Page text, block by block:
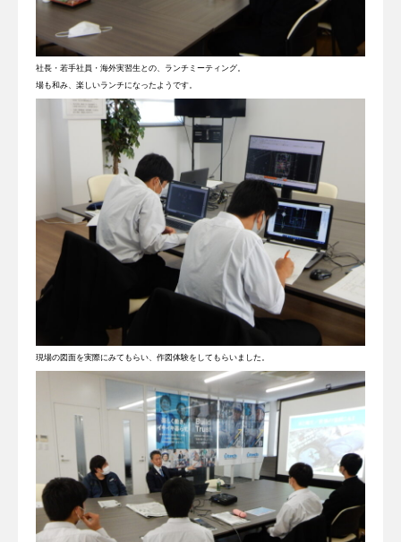
社長・若手社員・海外実習生との、ランチミーティング。
場も和み、楽しいランチになったようです。
現場の図面を実際にみてもらい、作図体験をしてもらいました。